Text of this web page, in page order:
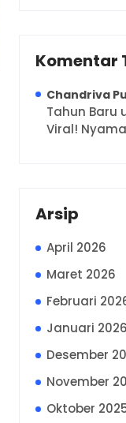
Komentar
Chandriva
Tahun Baru
Viral!
Arsip
April 2026
Maret 2026
Februari
Januari 2026
Desember
November
Oktober